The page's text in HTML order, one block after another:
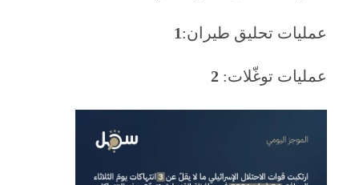
عمليات تحليق طيران:1
عمليات توغّلات: 2